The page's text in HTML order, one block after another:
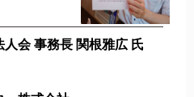
会 事務長 関根雅広 氏